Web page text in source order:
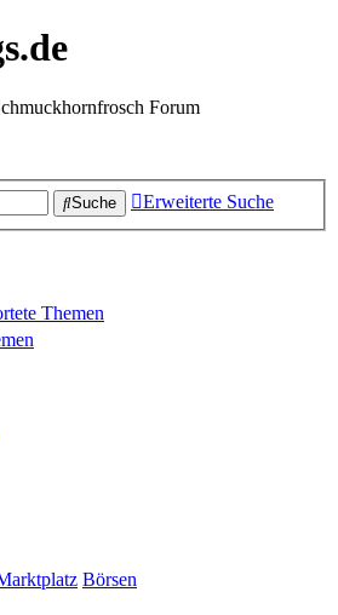
Forum
Suche Erweiterte Suche
Themen
Börsen